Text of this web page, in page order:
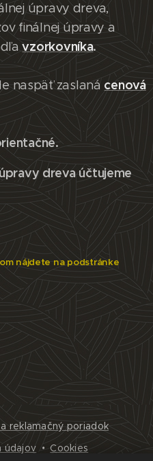
úpravy dreva,
finálnej úpravy a
vzorkovníka.
naspäť zaslaná cenová
dreva účtujeme
nájdete na podstránke
reklamačný poriadok
údajov
Cookies